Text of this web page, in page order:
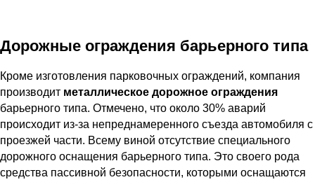
Дорожные ограждения барьерного типа
Кроме изготовления парковочных ограждений, компания
производит металлическое дорожное ограждения
барьерного типа. Отмечено, что около 30% аварий
происходит из-за непреднамеренного съезда автомобиля с
проезжей части. Всему виной отсутствие специального
дорожного оснащения барьерного типа. Это своего рода
средства пассивной безопасности, которыми оснащаются